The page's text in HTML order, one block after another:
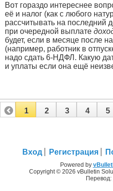
Вот гораздо интереснее
её и налог (как с любого
рассчитывать на последний
при очередной выплате
будет, если в месяце после
(например, работник в
надо сдать 6-НДФЛ. Какую
и уплаты если она ещё
1 2 3 4 5
Вход Регистрация
Powered by
Copyright © 2026 vBulletin
Перевод: